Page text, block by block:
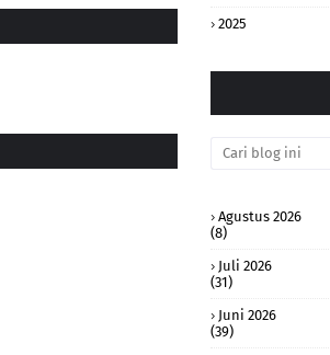
2025
Agustus 2026
(8)
Juli 2026
(31)
Juni 2026
(39)